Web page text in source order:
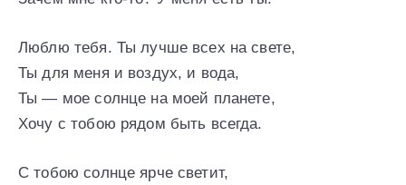
Люблю тебя. Ты лучше всех на свете,
Ты для меня и воздух, и вода,
Ты — мое солнце на моей планете,
Хочу с тобою рядом быть всегда.
С тобою солнце ярче светит,